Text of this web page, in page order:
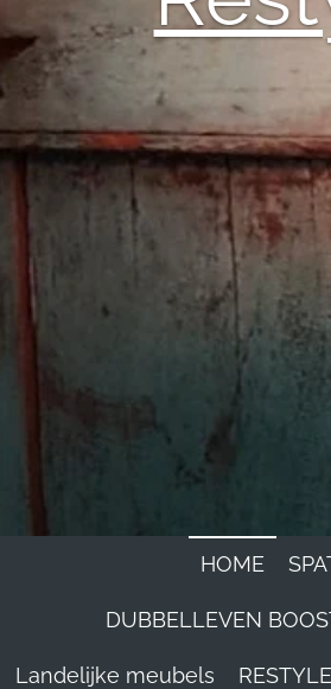
HOME
DUBBELLEVEN
Landelijke meubels